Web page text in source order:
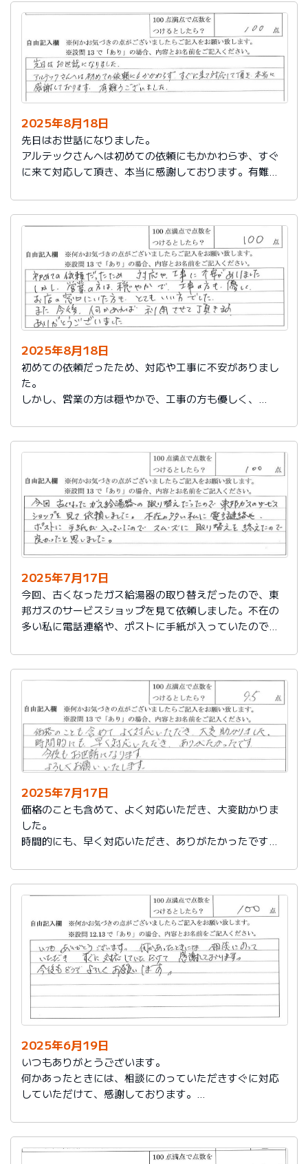
2025年8月18日
先日はお世話になりました。
アルテックさんへは初めての依頼にもかかわらず、すぐ
に来て対応して頂き、本当に感謝しております。有難う
2025年8月18日
初めての依頼だったため、対応や工事に不安がありまし
た。
しかし、営業の方は穏やかで、工事の方も優しく、
また今後、何かあれば利用させて頂きます。
ありがとうございました。
2025年7月17日
今回、古くなったガス給湯器の取り替えだったので、東
邦ガスのサービスショップを見て依頼しました。不在の
多い私に電話連絡や、ポストに手紙が入っていたので、
た。
2025年7月17日
価格のことも含めて、よく対応いただき、大変助かりま
した。
時間的にも、早く対応いただき、ありがたかったです。
2025年6月19日
いつもありがとうございます。
何かあったときには、相談にのっていただきすぐに対応
していただけて、感謝しております。